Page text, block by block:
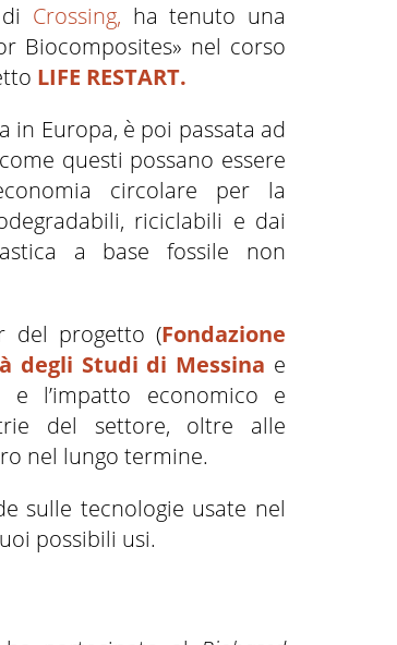
Crossing, ha tenuto una
Biocomposites» nel corso
LIFE RESTART.
Europa, è poi passata ad
questi possano essere
circolare per la
riciclabili e dai
a base fossile non
del progetto (Fondazione
degli Studi di Messina e
l’impatto economico e
del settore, oltre alle
nel lungo termine.
sulle tecnologie usate nel
possibili usi.